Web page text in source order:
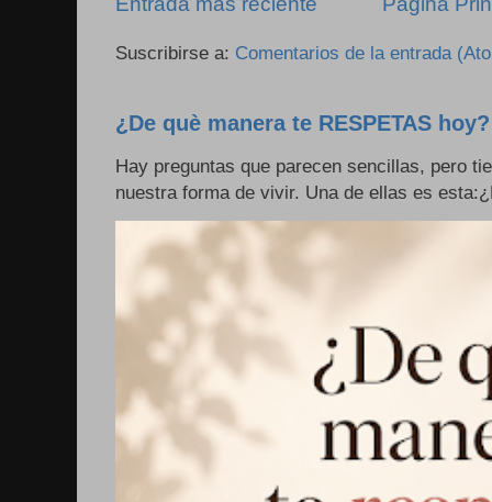
Suscribirse a: Comentarios de la entrada
¿De què manera te RESPETAS hoy?
Hay preguntas que parecen sencillas, pero
nuestra forma de vivir. Una de ellas es